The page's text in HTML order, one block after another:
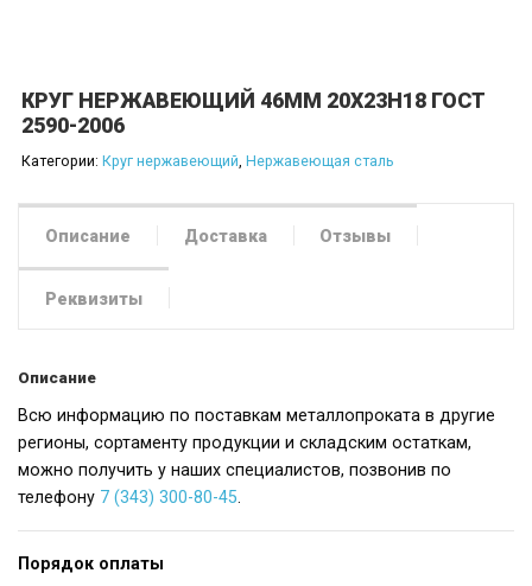
КРУГ НЕРЖАВЕЮЩИЙ 46ММ 20Х23Н18 ГОСТ
2590-2006
Категории: Круг нержавеющий, Нержавеющая сталь
Описание Доставка Отзывы
Реквизиты
Описание
Всю информацию по поставкам металлопроката в другие
регионы, сортаменту продукции и складским остаткам,
можно получить у наших специалистов, позвонив по
телефону 7 (343) 300-80-45.
Порядок оплаты